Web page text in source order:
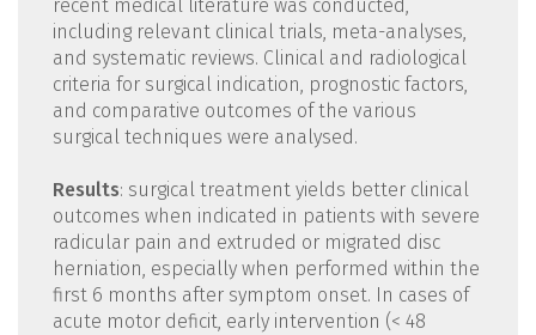
recent medical literature was conducted,
including relevant clinical trials, meta-analyses,
and systematic reviews. Clinical and radiological
criteria for surgical indication, prognostic factors,
and comparative outcomes of the various
surgical techniques were analysed.
Results: surgical treatment yields better clinical
outcomes when indicated in patients with severe
radicular pain and extruded or migrated disc
herniation, especially when performed within the
first 6 months after symptom onset. In cases of
acute motor deficit, early intervention (< 48